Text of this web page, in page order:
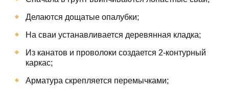
Делаются дощатые опалубки;
На сваи устанавливается деревянная кладка;
Из канатов и проволоки создается 2-контурный
каркас;
Арматура скрепляется перемычками;